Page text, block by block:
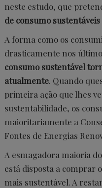
neste estudo, que
de consumo
A forma como os
drasticamente nos
consumo sustentável
atualmente. Quando
primeira ação que lhes
sustentabilidade, os
maioritariamente a
Fontes de Energias
A esmagadora maioria
está disposta a comprar
mais sustentável. A